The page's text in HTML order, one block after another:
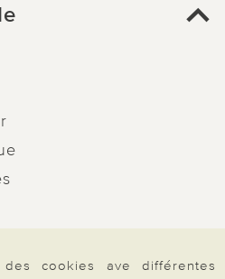
cookies ave différentes